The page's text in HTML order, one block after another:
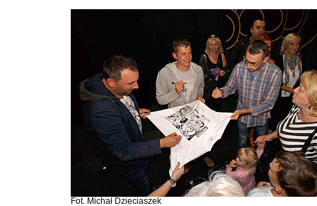
Fot. Michał Dzieciaszek